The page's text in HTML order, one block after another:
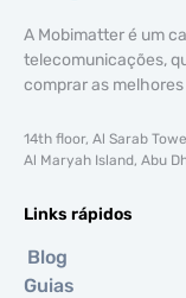
A Mobimatter é um
telecomunicações,
comprar as
14th floor, Al Sarab
Al Maryah Island, Abu
Links rápidos
Blog
Guias